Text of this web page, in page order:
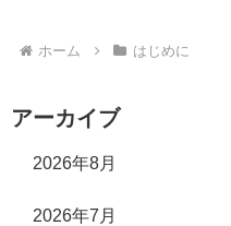
ホーム はじめに
アーカイブ
2026年8月
2026年7月